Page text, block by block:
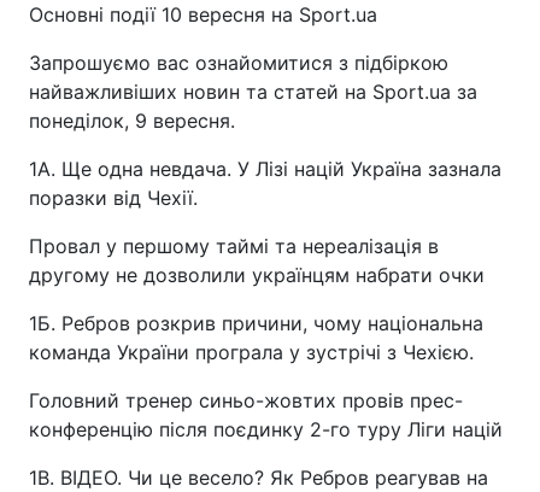
Основні події 10 вересня на Sport.ua
Запрошуємо вас ознайомитися з підбіркою
найважливіших новин та статей на Sport.ua за
понеділок, 9 вересня.
1А. Ще одна невдача. У Лізі націй Україна зазнала
поразки від Чехії.
Провал у першому таймі та нереалізація в
другому не дозволили українцям набрати очки
1Б. Ребров розкрив причини, чому національна
команда України програла у зустрічі з Чехією.
Головний тренер синьо-жовтих провів прес-
конференцію після поєдинку 2-го туру Ліги націй
1В. ВІДЕО. Чи це весело? Як Ребров реагував на